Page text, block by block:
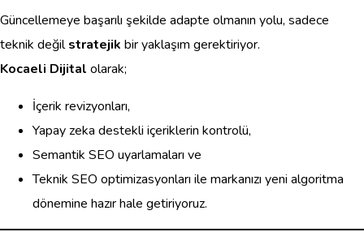
Güncellemeye başarılı şekilde adapte olmanın yolu, sadece
teknik değilstratejik bir yaklaşım gerektiriyor.
Kocaeli Dijital olarak;
İçerik revizyonları,
Yapay zeka destekli içeriklerin kontrolü,
Semantik SEO uyarlamaları ve
Teknik SEO optimizasyonları ile markanızı yeni algoritma
dönemine hazır hale getiriyoruz.